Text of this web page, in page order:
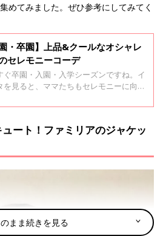
めてみました。ぜひ参考にしてみてく
園・卒園】上品&クールなオシャレ
セレモニーコーデ
ぐ卒園・入園・入学シーズンですね。イ
を見ると、ママたちもセレモニーに向け
まとめていたり、上品な組み合わせにし
オシャレママたちの素敵なセレモニーコ
ート！ファミリアのジャケッ
まま続きを見る